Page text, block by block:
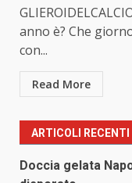
anno è? Che
con...
Read More
ARTICOLI RECENTI
Doccia gelata